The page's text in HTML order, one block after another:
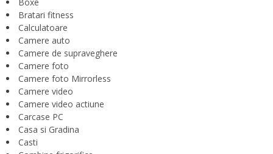
Boxe
Bratari fitness
Calculatoare
Camere auto
Camere de supraveghere
Camere foto
Camere foto Mirrorless
Camere video
Camere video actiune
Carcase PC
Casa si Gradina
Casti